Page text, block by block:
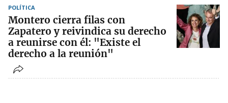
POLÍTICA
Montero cierra filas con
Zapatero y reivindica su derecho
a reunirse con él: "Existe el
derecho a la reunión"